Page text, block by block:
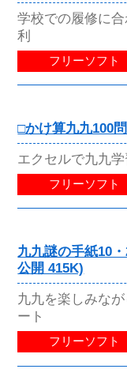
学校での履修に
利
フリーソフト
□かけ算九九100
エクセルで九九
フリーソフト
九九謎の手紙10
公開 415K)
九九を楽しみな
ート
フリーソフト